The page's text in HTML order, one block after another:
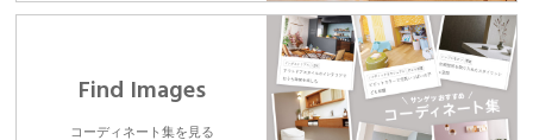
Find Images
コーディネート集を見る